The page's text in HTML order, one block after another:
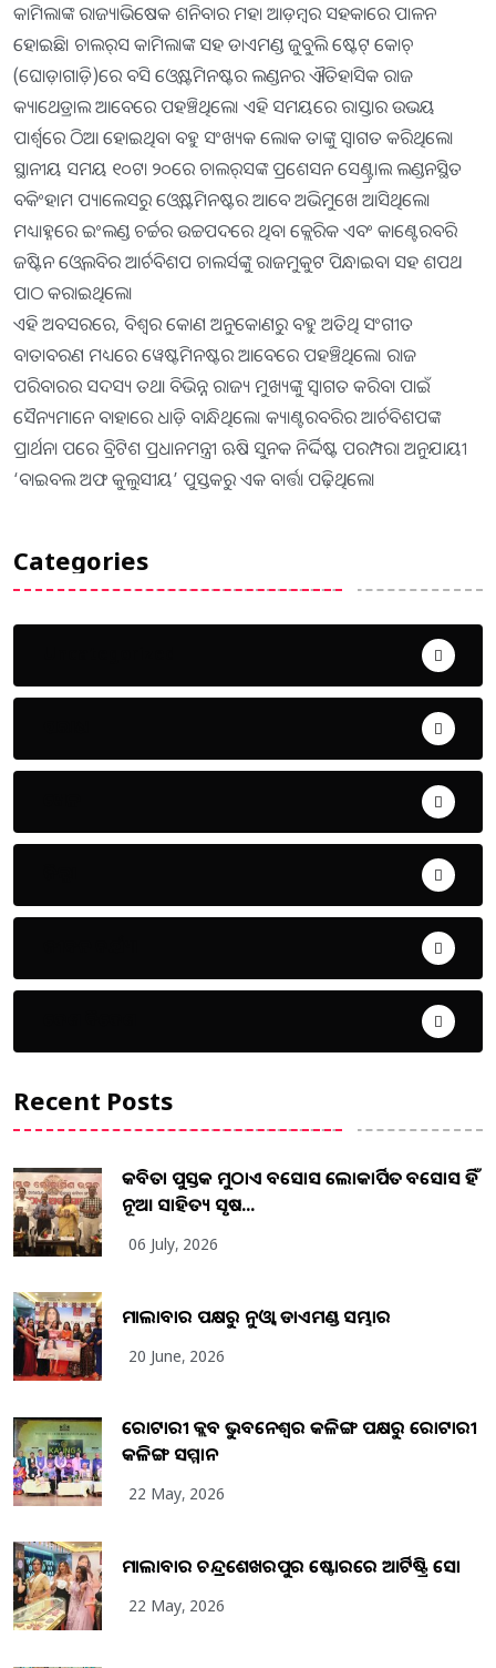
କାମିଲାଙ୍କ ରାଜ୍ୟାଭିଷେକ ଶନିବାର ମହା ଆଡ଼ମ୍ବର ସହକାରେ ପାଳନ
ହୋଇଛି। ଚାଲର୍‌ସ କାମିଲାଙ୍କ ସହ ଡାଏମଣ୍ଡ ଜୁବୁଲି ଷ୍ଟେଟ୍‌ କୋଚ୍‌
(ଘୋଡ଼ାଗାଡ଼ି)ରେ ବସି ଓ୍ବେଷ୍ଟମିନଷ୍ଟର ଲଣ୍ଡନର ଐତିହାସିକ ରାଜ
କ୍ୟାଥେଡ୍ରାଲ ଆବେରେ ପହଞ୍ଚିଥିଲେ। ଏହି ସମୟରେ ରାସ୍ତାର ଉଭୟ
ପାର୍ଶ୍ୱରେ ଠିଆ ହୋଇଥିବା ବହୁ ସଂଖ୍ୟକ ଲୋକ ତାଙ୍କୁ ସ୍ବାଗତ କରିଥିଲେ।
ସ୍ଥାନୀୟ ସମୟ ୧୦ଟା ୨୦ରେ ଚାଲର୍‌ସଙ୍କ ପ୍ରଶେସନ ସେଣ୍ଟ୍ରାଲ ଲଣ୍ଡନସ୍ଥିତ
ବକିଂହାମ ପ୍ୟାଲେସରୁ ଓ୍ବେଷ୍ଟମିନଷ୍ଟର ଆବେ ଅଭିମୁଖେ ଆସିଥିଲେ।
ମଧ୍ୟାହ୍ନରେ ଇଂଲଣ୍ଡ ଚର୍ଚ୍ଚର ଉଚ୍ଚପଦରେ ଥିବା କ୍ଲେରିକ ଏବଂ କାଣ୍ଟେରବରି
ଜଷ୍ଟିନ ଓ୍ବେଲବିର ଆର୍ଚବିଶପ ଚାଲର୍ସଙ୍କୁ ରାଜମୁକୁଟ ପିନ୍ଧାଇବା ସହ ଶପଥ
ପାଠ କରାଇଥିଲେ।
ଏହି ଅବସରରେ, ବିଶ୍ୱର କୋଣ ଅନୁକୋଣରୁ ବହୁ ଅତିଥି ସଂଗୀତ
ବାତାବରଣ ମଧ୍ୟରେ ୱେଷ୍ଟମିନଷ୍ଟର ଆବେରେ ପହଞ୍ଚିଥିଲେ। ରାଜ
ପରିବାରର ସଦସ୍ୟ ତଥା ବିଭିନ୍ନ ରାଜ୍ୟ ମୁଖ୍ୟଙ୍କୁ ସ୍ବାଗତ କରିବା ପାଇଁ
ସୈନ୍ୟମାନେ ବାହାରେ ଧାଡ଼ି ବାନ୍ଧିଥିଲେ। କ୍ୟାଣ୍ଟରବରିର ଆର୍ଚବିଶପଙ୍କ
ପ୍ରାର୍ଥନା ପରେ ବ୍ରିଟିଶ ପ୍ରଧାନମନ୍ତ୍ରୀ ଋଷି ସୁନକ ନିର୍ଦ୍ଦିଷ୍ଟ ପରମ୍ପରା ଅନୁଯାୟୀ
‘ବାଇବଲ ଅଫ କୁଲୁସୀୟ’ ପୁସ୍ତକରୁ ଏକ ବାର୍ତ୍ତା ପଢ଼ିଥିଲେ।
Categories
Recent Posts
କବିତା ପୁସ୍ତକ ମୁଠାଏ ଅବସୋସ ଲୋକାର୍ପିତ ଅବସୋସ ହିଁ
ନୂଆ ସାହିତ୍ୟ ସୃଷ...
06 July, 2026
ମାଲାବାର ପକ୍ଷରୁ ନୁଓ୍ବା ଡାଏମଣ୍ଡ ସମ୍ଭାର
20 June, 2026
ରୋଟାରୀ କ୍ଲବ ଭୁବନେଶ୍ୱର କଳିଙ୍ଗ ପକ୍ଷରୁ ରୋଟାରୀ
କଳିଙ୍ଗ ସମ୍ମାନ
22 May, 2026
ମାଲାବାର ଚନ୍ଦ୍ରଶେଖରପୁର ଷ୍ଟୋରରେ ଆର୍ଟିଷ୍ଟ୍ରି ସୋ
22 May, 2026